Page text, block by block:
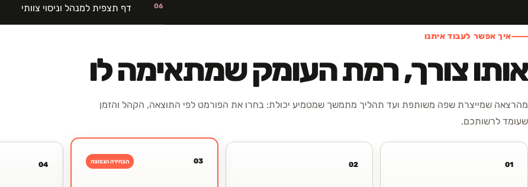
06 דף תצפית למנהל וניסוי צוותי
איך אפשר לעבוד איתנו
אותו צורך, רמת העומק שמתאימה לו
מהרצאה שמייצרת שפה משותפת ועד תהליך מתמשך שמטמיע יכולת: בחרו את הפורמט לפי התוצאה, הקהל והזמן
שעומד לרשותכם.
01
02
03 הבחירה הנפוצה 04